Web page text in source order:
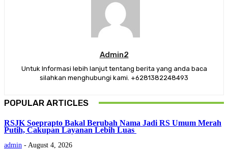
Admin2
Untuk Informasi lebih lanjut tentang berita yang anda baca
silahkan menghubungi kami. +6281382248493
POPULAR ARTICLES
RSJK Soeprapto Bakal Berubah Nama Jadi RS Umum Merah
Putih, Cakupan Layanan Lebih Luas
admin - August 4, 2026